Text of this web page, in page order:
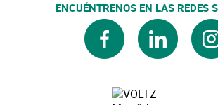
ENCUÉNTRENOS EN LAS REDES
facebooklinkedin